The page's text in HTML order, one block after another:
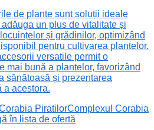
de plante sunt soluții ideale
adăuga un plus de vitalitate și
și grădinilor, optimizând
pentru cultivarea plantelor.
versatile permit o
mai bună a plantelor, favorizând
sănătoasă și prezentarea
a acestora.
Complexul Corabia
în lista de ofertă